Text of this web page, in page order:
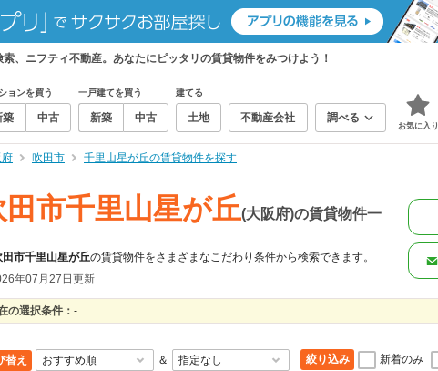
、ニフティ不動産。あなたにピッタリの賃貸物件をみつけよう！
ョンを買う
築 中古
一戸建てを買う
新築 中古
建てる
土地 不動産会社 調べる
お気に入り
吹田市 千里山星が丘の賃貸物件を探す
田市千里山星が丘(大阪府)の賃貸物件一
田市千里山星が丘の賃貸物件をさまざまなこだわり条件から検索できます。
年07月27日更新
の選択条件： -
替え ＆ 絞り込み 新着のみ